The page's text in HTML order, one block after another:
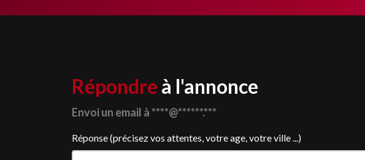
Répondre à l'annonce
Envoi un email à ****@******.***
Réponse (précisez vos attentes, votre age, votre ville ...)